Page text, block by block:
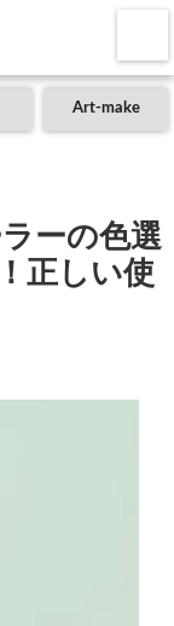
Art-make
ーの色選
正しい使